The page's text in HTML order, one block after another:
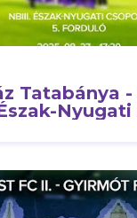
Tatabánya